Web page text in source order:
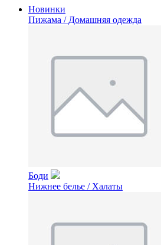
Новинки
Пижама / Домашняя одежда
Боди
Нижнее белье / Халаты